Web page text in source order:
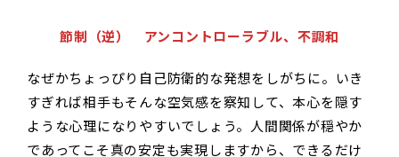
節制（逆） アンコントローラブル、不調和
なぜかちょっぴり自己防衛的な発想をしがちに。いき
すぎれば相手もそんな空気感を察知して、本心を隠す
ような心理になりやすいでしょう。人間関係が穏やか
であってこそ真の安定も実現しますから、できるだけ